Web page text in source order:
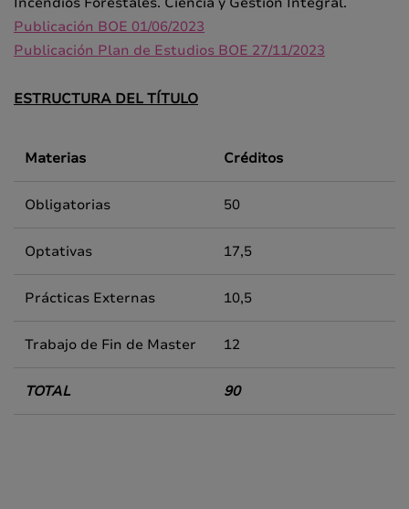
Publicación BOE 01/06/2023
Publicación Plan de Estudios BOE 27/11/2023
ESTRUCTURA DEL TÍTULO
Materias Créditos
Obligatorias 50
Optativas 17,5
Prácticas Externas 10,5
Trabajo de Fin de Master 12
TOTAL 90